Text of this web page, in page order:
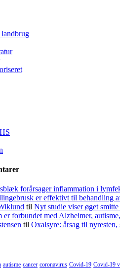
forårsager inflammation i
er effektivt til behandling
til Nyt studie viser øget
forbundet med Alzheimer,
til Oxalsyre: årsag til
autisme cancer coronavirus Covid-19 Covid-19